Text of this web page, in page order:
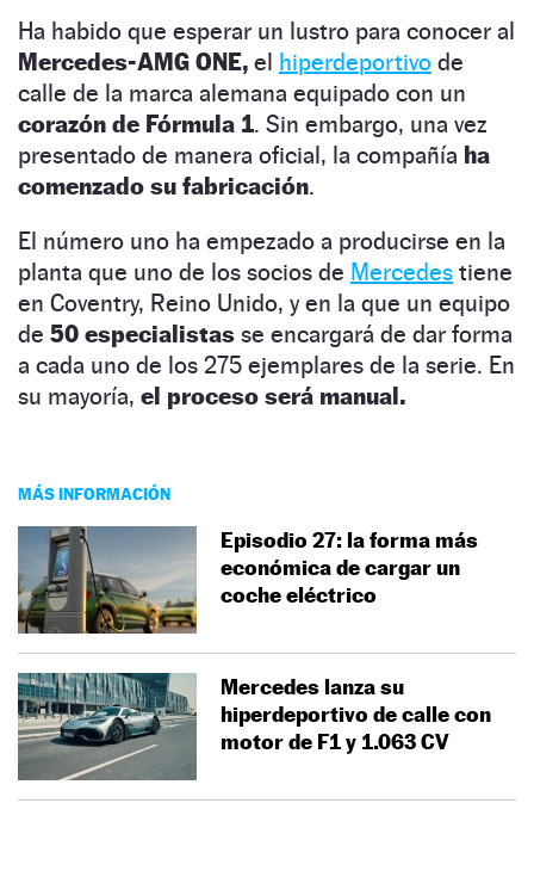
Ha habido que esperar un lustro para conocer al
Mercedes-AMG ONE, el hiperdeportivo de
calle de la marca alemana equipado con un
corazón de Fórmula 1. Sin embargo, una vez
presentado de manera oficial, la compañía ha
comenzado su fabricación.
El número uno ha empezado a producirse en la
planta que uno de los socios de Mercedes tiene
en Coventry, Reino Unido, y en la que un equipo
de 50 especialistas se encargará de dar forma
a cada uno de los 275 ejemplares de la serie. En
su mayoría, el proceso será manual.
MÁS INFORMACIÓN
Episodio 27: la forma más
económica de cargar un
coche eléctrico
Mercedes lanza su
hiperdeportivo de calle con
motor de F1 y 1.063 CV